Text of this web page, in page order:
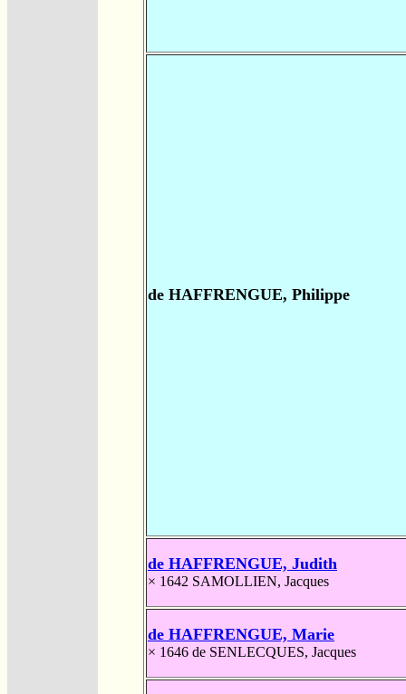
de HAFFRENGUE, Philippe
de HAFFRENGUE, Judith
× 1642 SAMOLLIEN, Jacques
de HAFFRENGUE, Marie
× 1646 de SENLECQUES, Jacques